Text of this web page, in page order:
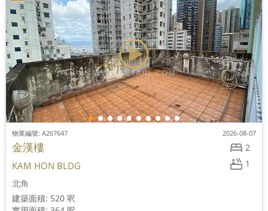
2
1
物業編號: A267647 2026-08-07
金漢樓
KAM HON BLDG
北角
建築面積: 520 呎